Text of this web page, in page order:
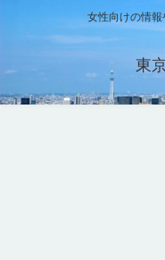
女性向けの情
東